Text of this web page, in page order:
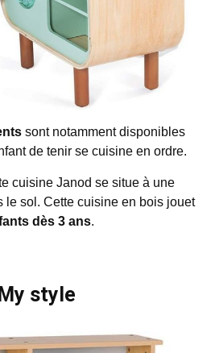
sont notamment disponibles
de tenir se cuisine en ordre.
cuisine Janod se situe à une
le sol. Cette cuisine en bois jouet
dès 3 ans.
style